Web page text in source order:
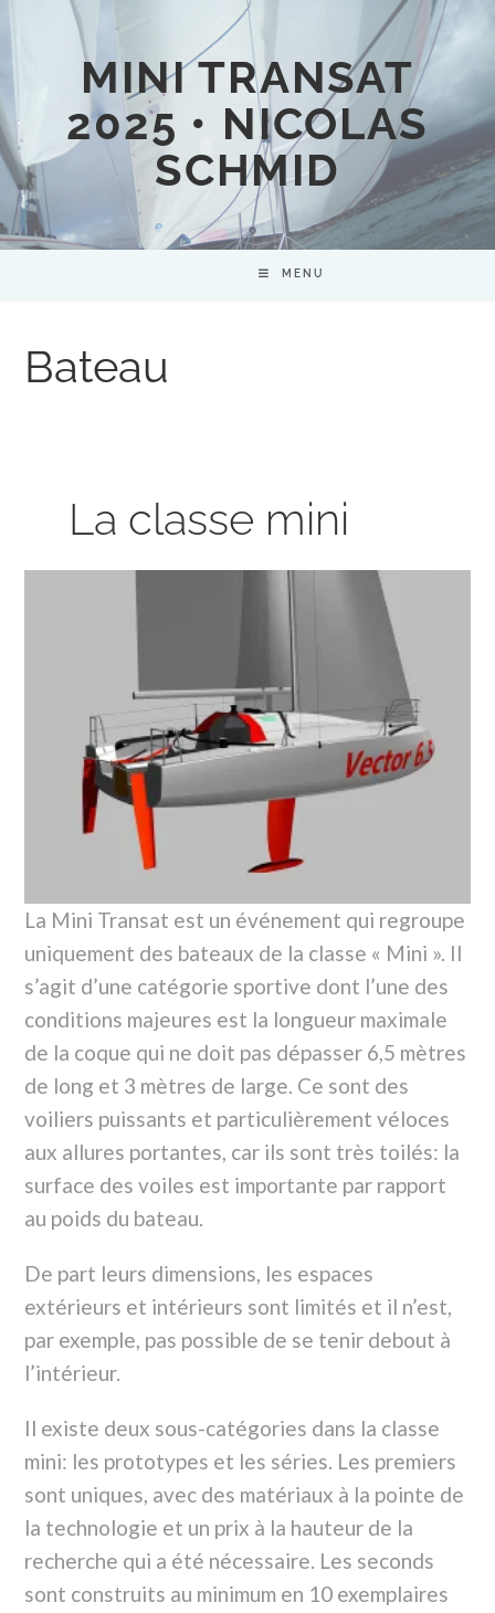
MINI TRANSAT
2025 • NICOLAS
SCHMID
MENU
Bateau
La classe mini
La Mini Transat est un événement qui regroupe
uniquement des bateaux de la classe « Mini ». Il
s’agit d’une catégorie sportive dont l’une des
conditions majeures est la longueur maximale
de la coque qui ne doit pas dépasser 6,5 mètres
de long et 3 mètres de large. Ce sont des
voiliers puissants et particulièrement véloces
aux allures portantes, car ils sont très toilés: la
surface des voiles est importante par rapport
au poids du bateau.
De part leurs dimensions, les espaces
extérieurs et intérieurs sont limités et il n’est,
par exemple, pas possible de se tenir debout à
l’intérieur.
Il existe deux sous-catégories dans la classe
mini: les prototypes et les séries. Les premiers
sont uniques, avec des matériaux à la pointe de
la technologie et un prix à la hauteur de la
recherche qui a été nécessaire. Les seconds
sont construits au minimum en 10 exemplaires